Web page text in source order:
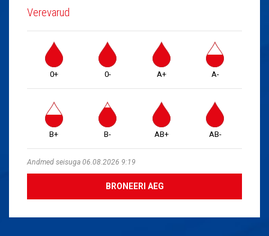
Verevarud
0+ 0- A+ A-
B+ B- AB+ AB-
Andmed seisuga 06.08.2026 9:19
BRONEERI AEG